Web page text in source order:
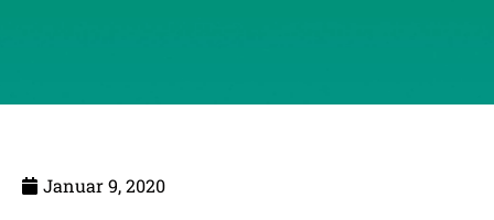
Januar 9, 2020